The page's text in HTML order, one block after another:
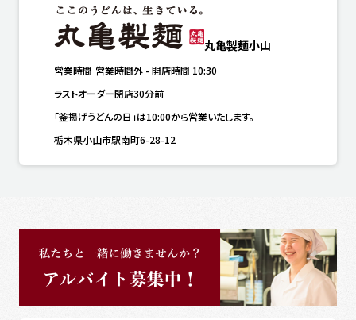
丸亀製麺小山
営業時間 営業時間外 - 開店時間 10:30
ラストオーダー閉店30分前
「釜揚げうどんの日」は10:00から営業いたします。
栃木県小山市駅南町6-28-12